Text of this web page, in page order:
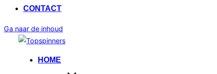
CONTACT
Ga naar de inhoud
HOME